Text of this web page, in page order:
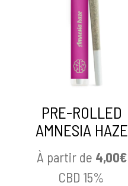
PRE-ROLLED
AMNESIA HAZE
À partir de 4,00€
CBD 15%